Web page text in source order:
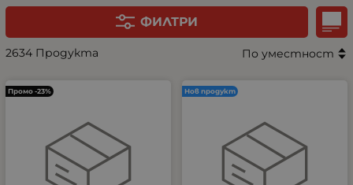
ФИЛТРИ
2634 Продукта По уместност
Промо -23% Нов продукт